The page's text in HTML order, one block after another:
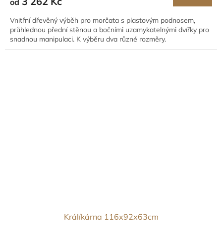
od
Vnitřní dřevěný výběh pro morčata s plastovým podnosem,
průhlednou přední stěnou a bočními uzamykatelnými dvířky pro
snadnou manipulaci. K výběru dva různé rozměry.
Králíkárna 116x92x63cm